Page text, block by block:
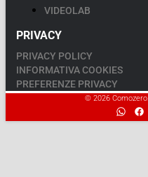
VIDEOLAB
PRIVACY
PRIVACY POLICY
INFORMATIVA COOKIES
PREFERENZE PRIVACY
© 2026